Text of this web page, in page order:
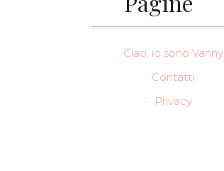
Ciao, io sono Vanny
Contatti
Privacy